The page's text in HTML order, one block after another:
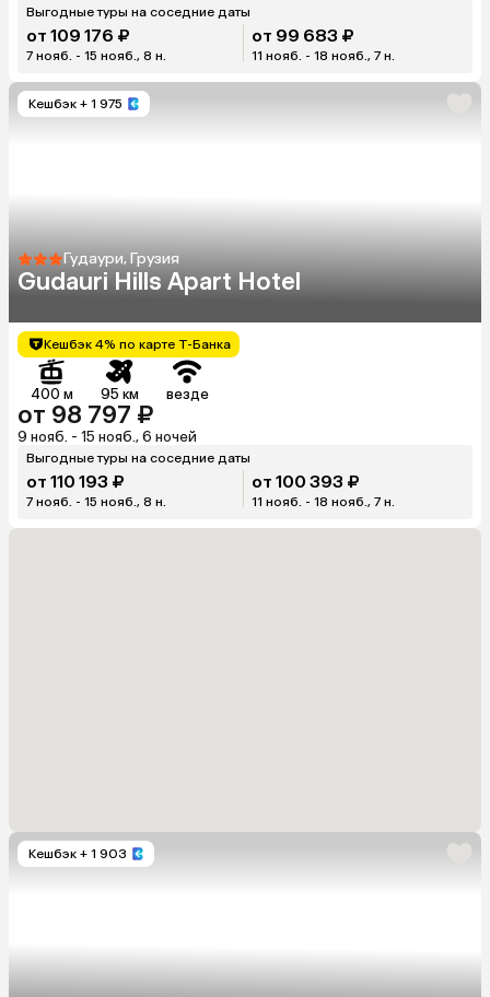
Выгодные туры на соседние даты
от 109 176 ₽
7 нояб. - 15 нояб., 8 н.
от 99 683 ₽
11 нояб. - 18 нояб., 7 н.
Кешбэк + 1 975
Гудаури, Грузия
Gudauri Hills Apart Hotel
Кешбэк 4% по карте Т-Банка
400 м 95 км везде
от 98 797 ₽
9 нояб. - 15 нояб., 6 ночей
Выгодные туры на соседние даты
от 110 193 ₽
7 нояб. - 15 нояб., 8 н.
от 100 393 ₽
11 нояб. - 18 нояб., 7 н.
Кешбэк + 1 903